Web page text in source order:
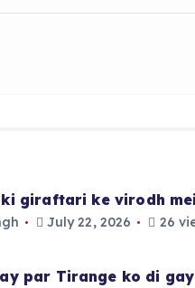
ki giraftari ke virodh
July 22, 2026 26
par Tirange ko di